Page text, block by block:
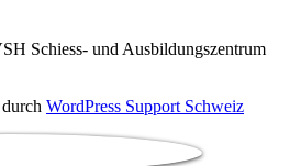
Schiess- und Ausbildungszentrum
WordPress Support Schweiz